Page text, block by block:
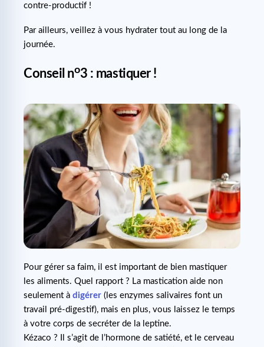
contre-productif !
Par ailleurs, veillez à vous hydrater tout au long de la
journée.
Conseil no3 : mastiquer !
Pour gérer sa faim, il est important de bien mastiquer
les aliments. Quel rapport ? La mastication aide non
seulement à digérer (les enzymes salivaires font un
travail pré-digestif), mais en plus, vous laissez le temps
à votre corps de secréter de la leptine.
Kézaco ? Il s’agit de l’hormone de satiété, et le cerveau